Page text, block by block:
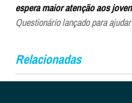
espera maior atenção aos
Questionário lançado para
Relacionadas